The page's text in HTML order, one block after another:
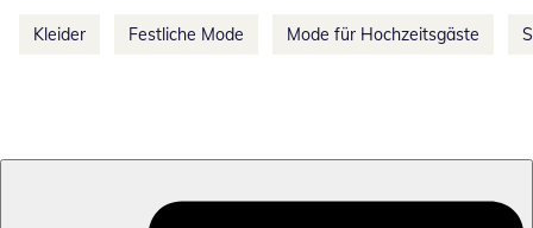
Kleider Festliche Mode Mode für Hochzeitsgäste